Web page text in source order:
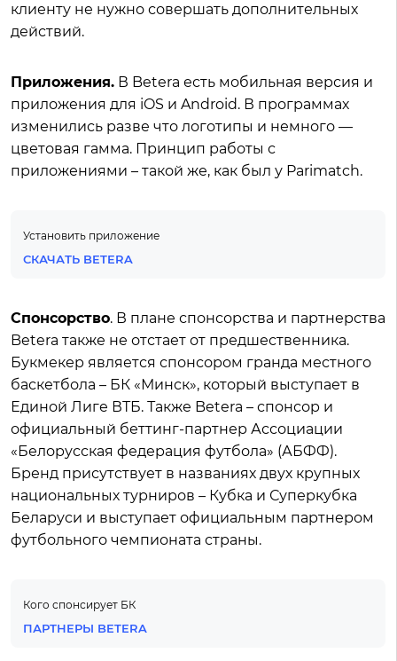
клиенту не нужно совершать дополнительных
действий.
Приложения. В Betera есть мобильная версия и
приложения для iOS и Android. В программах
изменились разве что логотипы и немного —
цветовая гамма. Принцип работы с
приложениями – такой же, как был у Parimatch.
Установить приложение
СКАЧАТЬ BETERA
Спонсорство. В плане спонсорства и партнерства
Betera также не отстает от предшественника.
Букмекер является спонсором гранда местного
баскетбола – БК «Минск», который выступает в
Единой Лиге ВТБ. Также Betera – спонсор и
официальный беттинг-партнер Ассоциации
«Белорусская федерация футбола» (АБФФ).
Бренд присутствует в названиях двух крупных
национальных турниров – Кубка и Суперкубка
Беларуси и выступает официальным партнером
футбольного чемпионата страны.
Кого спонсирует БК
ПАРТНЕРЫ BETERA